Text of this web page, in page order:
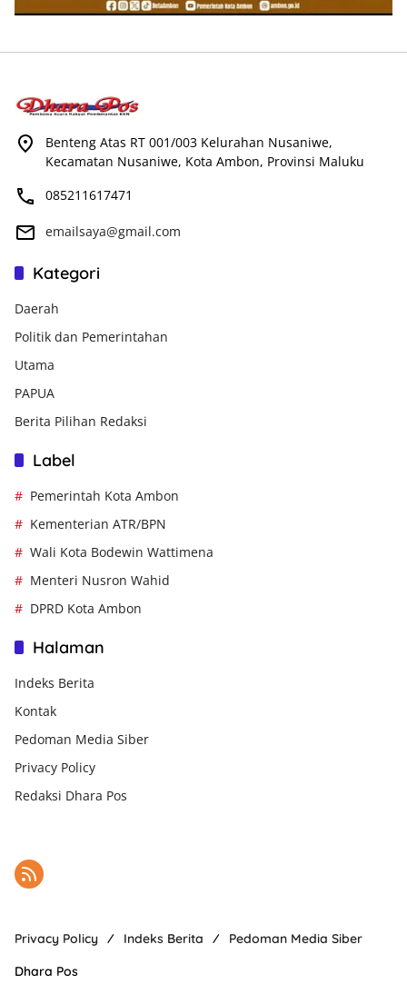
Benteng Atas RT 001/003 Kelurahan Nusaniwe,
Kecamatan Nusaniwe, Kota Ambon, Provinsi Maluku
085211617471
emailsaya@gmail.com
Kategori
Daerah
Politik dan Pemerintahan
Utama
PAPUA
Berita Pilihan Redaksi
Label
Pemerintah Kota Ambon
Kementerian ATR/BPN
Wali Kota Bodewin Wattimena
Menteri Nusron Wahid
DPRD Kota Ambon
Halaman
Indeks Berita
Kontak
Pedoman Media Siber
Privacy Policy
Redaksi Dhara Pos
Privacy Policy Indeks Berita
Pedoman Media Siber
Dhara Pos